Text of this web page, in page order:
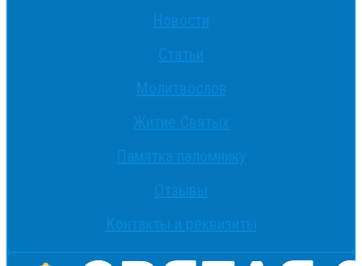
Новости
Статьи
Молитвослов
Житие Святых
Памятка паломнику
Отзывы
Контакты и реквизиты